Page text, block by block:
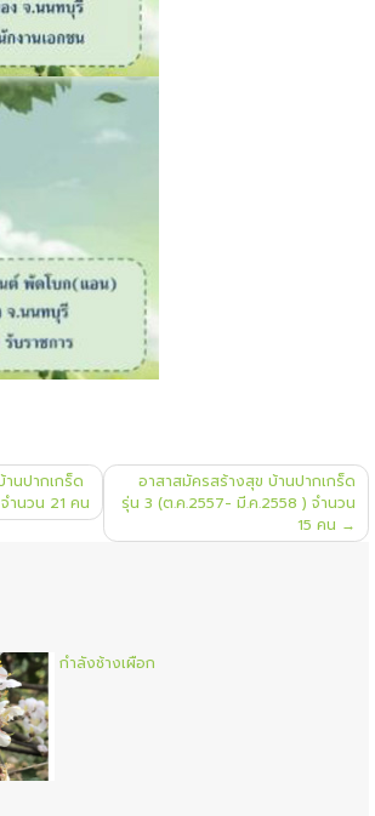
นปากเกร็ด
ำนวน 21 คน
อาสาสมัครสร้างสุข บ้านปากเกร็ด
รุ่น 3 (ต.ค.2557- มี.ค.2558 ) จำนวน
15 คน
กำลังช้างเผือก